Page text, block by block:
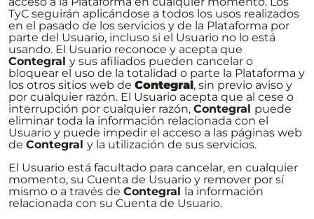
TyC seguirán aplicándose a todos los usos realizados
en el pasado de los servicios y de la Plataforma por
parte del Usuario, incluso si el Usuario no lo está
usando. El Usuario reconoce y acepta que
Contegral y sus afiliados pueden cancelar o
bloquear el uso de la totalidad o parte la Plataforma y
los otros sitios web de Contegral, sin previo aviso y
por cualquier razón. El Usuario acepta que al cese o
interrupción por cualquier razón, Contegral puede
eliminar toda la información relacionada con el
Usuario y puede impedir el acceso a las páginas web
de Contegral y la utilización de sus servicios.
El Usuario está facultado para cancelar, en cualquier
momento, su Cuenta de Usuario y remover por sí
mismo o a través de Contegral la información
relacionada con su Cuenta de Usuario.